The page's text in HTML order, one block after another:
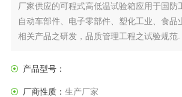
厂家供应的可程式高低温试验箱应用于国防
自动车部件、电子零部件、塑化工业、食品
相关产品之研发，品质管理工程之试验规范.
产品型号：
厂商性质： 生产厂家